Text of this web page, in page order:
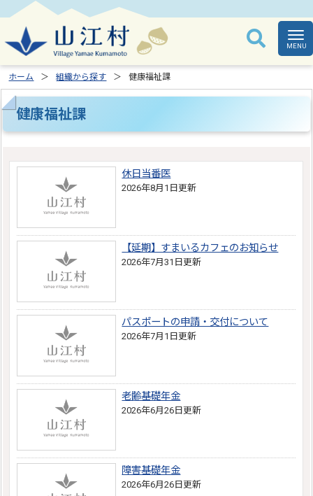
ホーム 組織から探す 健康福祉課
健康福祉課
休日当番医
2026年8月1日更新
【延期】すまいるカフェのお知らせ
2026年7月31日更新
パスポートの申請・交付について
2026年7月1日更新
老齢基礎年金
2026年6月26日更新
障害基礎年金
2026年6月26日更新